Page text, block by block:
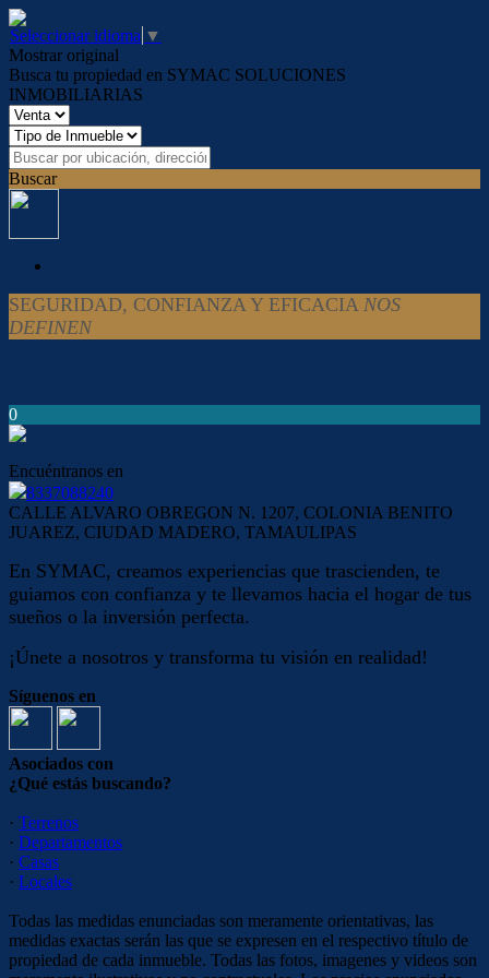
Seleccionar idioma ▼
Mostrar original
Busca tu propiedad en SYMAC SOLUCIONES
INMOBILIARIAS
Buscar
SEGURIDAD, CONFIANZA Y EFICACIA NOS
DEFINEN
0
Encuéntranos en
8337088240
CALLE ALVARO OBREGON N. 1207, COLONIA BENITO
JUAREZ, CIUDAD MADERO, TAMAULIPAS
En SYMAC, creamos experiencias que trascienden, te
guiamos con confianza y te llevamos hacia el hogar de tus
sueños o la inversión perfecta.
¡Únete a nosotros y transforma tu visión en realidad!
Síguenos en
Asociados con
¿Qué estás buscando?
· Terrenos
· Departamentos
· Casas
· Locales
Todas las medidas enunciadas son meramente orientativas, las
medidas exactas serán las que se expresen en el respectivo título de
propiedad de cada inmueble. Todas las fotos, imagenes y videos son